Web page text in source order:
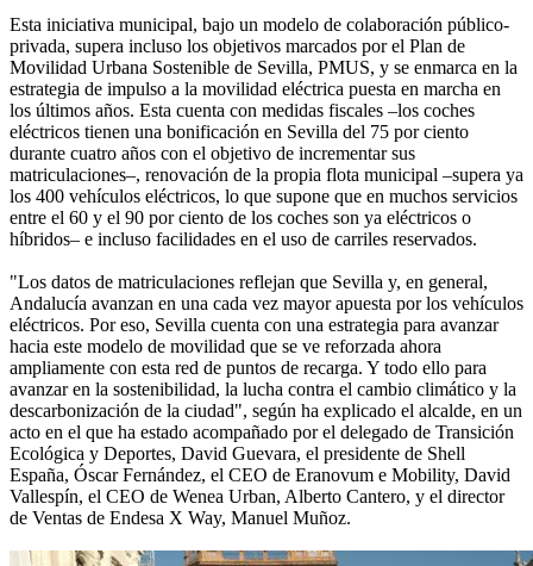
Esta iniciativa municipal, bajo un modelo de colaboración público-
privada, supera incluso los objetivos marcados por el Plan de
Movilidad Urbana Sostenible de Sevilla, PMUS, y se enmarca en la
estrategia de impulso a la movilidad eléctrica puesta en marcha en
los últimos años. Esta cuenta con medidas fiscales –los coches
eléctricos tienen una bonificación en Sevilla del 75 por ciento
durante cuatro años con el objetivo de incrementar sus
matriculaciones–, renovación de la propia flota municipal –supera ya
los 400 vehículos eléctricos, lo que supone que en muchos servicios
entre el 60 y el 90 por ciento de los coches son ya eléctricos o
híbridos– e incluso facilidades en el uso de carriles reservados.
"Los datos de matriculaciones reflejan que Sevilla y, en general,
Andalucía avanzan en una cada vez mayor apuesta por los vehículos
eléctricos. Por eso, Sevilla cuenta con una estrategia para avanzar
hacia este modelo de movilidad que se ve reforzada ahora
ampliamente con esta red de puntos de recarga. Y todo ello para
avanzar en la sostenibilidad, la lucha contra el cambio climático y la
descarbonización de la ciudad", según ha explicado el alcalde, en un
acto en el que ha estado acompañado por el delegado de Transición
Ecológica y Deportes, David Guevara, el presidente de Shell
España, Óscar Fernández, el CEO de Eranovum e Mobility, David
Vallespín, el CEO de Wenea Urban, Alberto Cantero, y el director
de Ventas de Endesa X Way, Manuel Muñoz.